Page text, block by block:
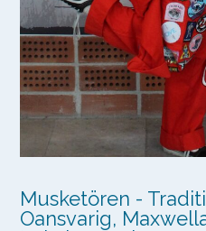
Musketören -
Oansvarig,